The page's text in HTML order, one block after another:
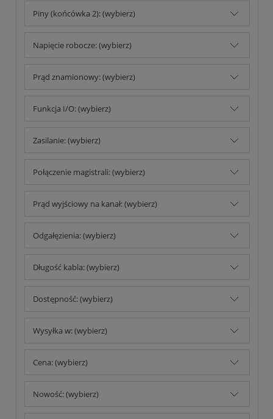
Piny (końcówka 2): (wybierz)
Napięcie robocze: (wybierz)
Prąd znamionowy: (wybierz)
Funkcja I/O: (wybierz)
Zasilanie: (wybierz)
Połączenie magistrali: (wybierz)
Prąd wyjściowy na kanał: (wybierz)
Odgałęzienia: (wybierz)
Długość kabla: (wybierz)
Dostępność: (wybierz)
Wysyłka w: (wybierz)
Cena: (wybierz)
Nowość: (wybierz)